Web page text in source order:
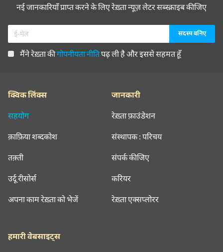
नई जानकारियाँ प्राप्त करने के लिए रेख़्ता न्यूज़ लेटर सब्स्क्राइब कीजिए
मैंने रेख़्ता कीगोपनीयता नीतिपढ़ ली है और इससे सहमत हूँ
क्विक लिंक्स
सहयोग
क़ाफ़िया शब्दकोश
तक़्ती
उर्दू रीसोर्स
अपना काम रेख़्ता को भेजें
जानकारी
रेख़्ता फ़ाउंडेशन
संस्थापक : परिचय
संपर्क कीजिए
करियर
रेख़्ता एक्सप्लोरर
हमारी वेबसाइट्स